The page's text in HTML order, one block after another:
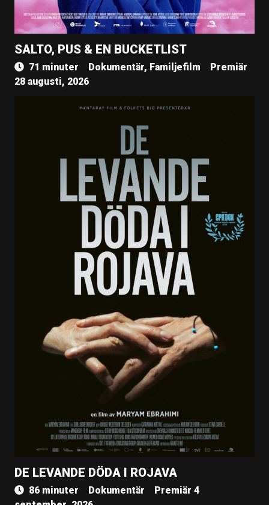
SALTO, PUS & EN BUCKETLIST
71 minuter Dokumentär, Familjefilm
Premiär
28 augusti, 2026
DE LEVANDE DÖDA I ROJAVA
86 minuter Dokumentär
Premiär 4